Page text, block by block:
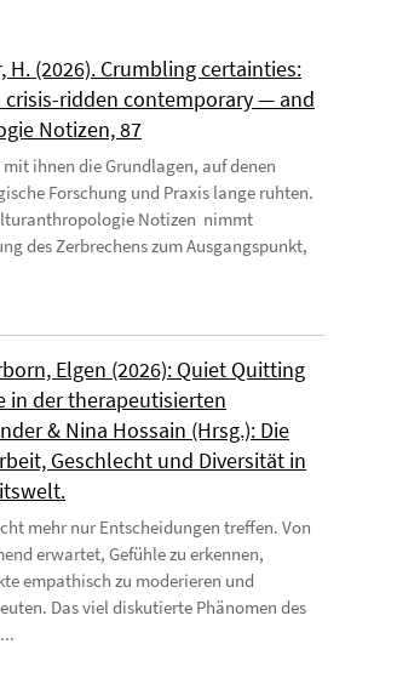
H. (2026). Crumbling certainties:
ridden contemporary — and
Notizen, 87
ihnen die Grundlagen, auf denen
Forschung und Praxis lange ruhten.
Notizen nimmt
des Zerbrechens zum Ausgangspunkt,
Elgen (2026): Quiet Quitting
in der therapeutisierten
& Nina Hossain (Hrsg.): Die
Geschlecht und Diversität in
mehr nur Entscheidungen treffen. Von
erwartet, Gefühle zu erkennen,
empathisch zu moderieren und
Das viel diskutierte Phänomen des